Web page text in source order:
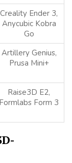
Creality Ender 3,
Anycubic Kobra
Go
Artillery Genius,
Prusa Mini+
Raise3D E2,
Formlabs Form 3